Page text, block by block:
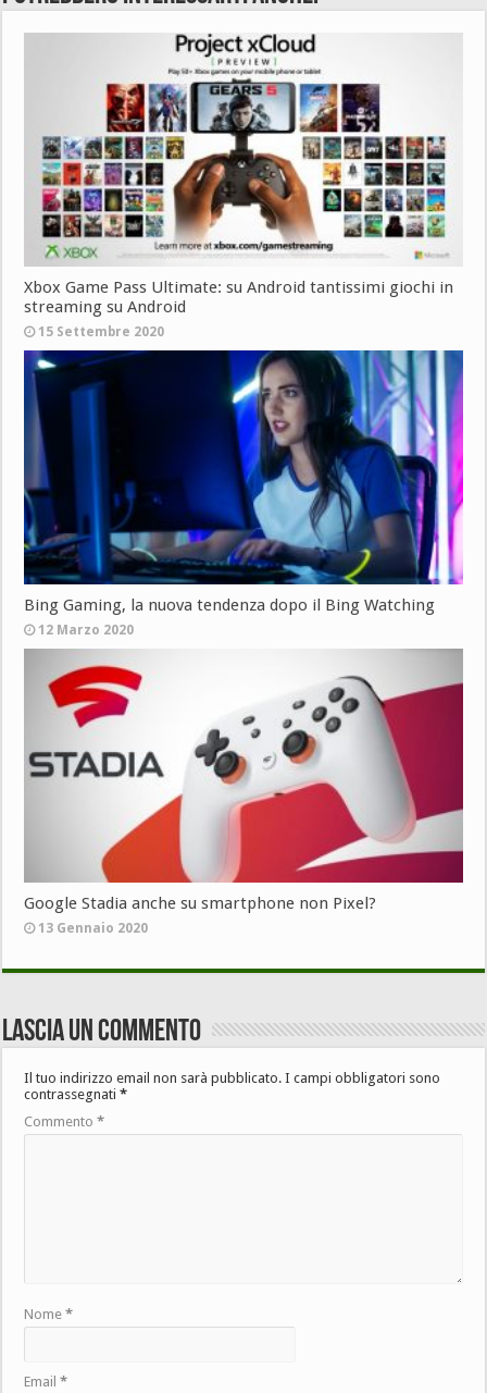
Xbox Game Pass Ultimate: su Android tantissimi giochi in
streaming su Android
15 Settembre 2020
Bing Gaming, la nuova tendenza dopo il Bing Watching
12 Marzo 2020
Google Stadia anche su smartphone non Pixel?
13 Gennaio 2020
Lascia un commento
Il tuo indirizzo email non sarà pubblicato. I campi obbligatori sono
contrassegnati*
Commento*
Nome*
Email*